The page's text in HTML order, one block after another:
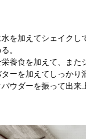
を加えてシェイクし
。
養食を加えて、また
ーを加えてしっかり
ウダーを振って出来